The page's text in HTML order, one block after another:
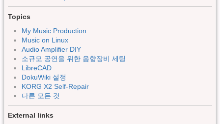
Topics
My Music Production
Music on Linux
Audio Amplifier DIY
소규모 공연을 위한 음향장비 세팅
LibreCAD
DokuWiki 설정
KORG X2 Self-Repair
다른 모든 것
External links